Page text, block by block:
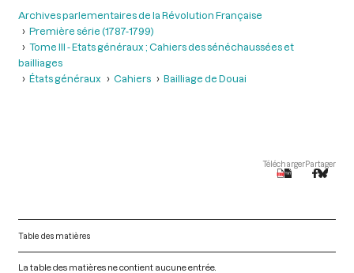
Archives parlementaires de la Révolution Française
Première série (1787-1799)
Tome III - Etats généraux ; Cahiers des sénéchaussées et
bailliages
États généraux
Cahiers Bailliage de Douai
TéléchargerPartager
Table des matières
La table des matières ne contient aucune entrée.